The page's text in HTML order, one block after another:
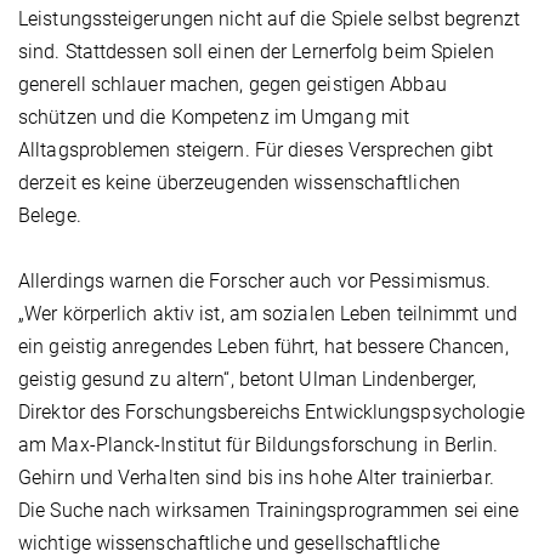
Leistungssteigerungen nicht auf die Spiele selbst begrenzt
sind. Stattdessen soll einen der Lernerfolg beim Spielen
generell schlauer machen, gegen geistigen Abbau
schützen und die Kompetenz im Umgang mit
Alltagsproblemen steigern. Für dieses Versprechen gibt
derzeit es keine überzeugenden wissenschaftlichen
Belege.
Allerdings warnen die Forscher auch vor Pessimismus.
„Wer körperlich aktiv ist, am sozialen Leben teilnimmt und
ein geistig anregendes Leben führt, hat bessere Chancen,
geistig gesund zu altern“, betont Ulman Lindenberger,
Direktor des Forschungsbereichs Entwicklungspsychologie
am Max-Planck-Institut für Bildungsforschung in Berlin.
Gehirn und Verhalten sind bis ins hohe Alter trainierbar.
Die Suche nach wirksamen Trainingsprogrammen sei eine
wichtige wissenschaftliche und gesellschaftliche